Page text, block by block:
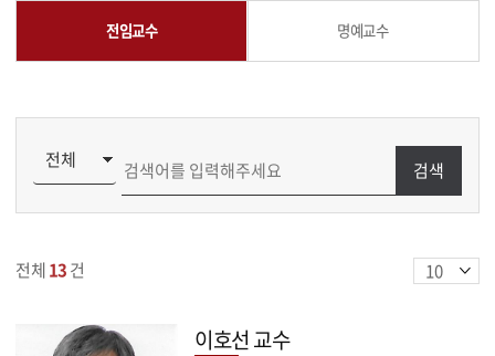
전임교수 명예교수
검색
전체13건
이호선 교수